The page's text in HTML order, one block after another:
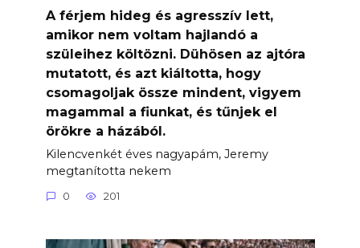
A férjem hideg és agresszív lett,
amikor nem voltam hajlandó a
szüleihez költözni. Dühösen az ajtóra
mutatott, és azt kiáltotta, hogy
csomagoljak össze mindent, vigyem
magammal a fiunkat, és tűnjek el
örökre a házából.
Kilencvenkét éves nagyapám, Jeremy
megtanította nekem
0 201